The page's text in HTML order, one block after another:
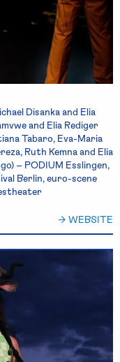
Disanka and Elia
and Elia Rediger
Tabaro, Eva-Maria
Ruth Kemna and Elia
– PODIUM Esslingen,
Berlin, euro-scene
→ WEBSITE